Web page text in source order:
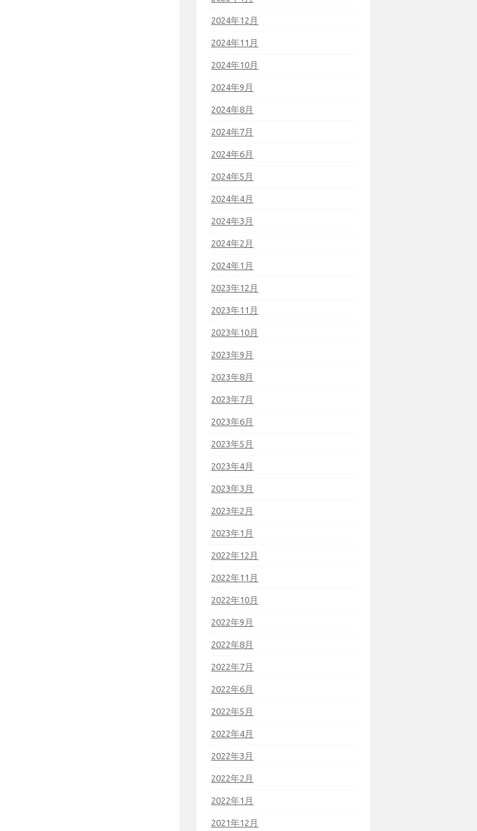
2024年12月
2024年11月
2024年10月
2024年9月
2024年8月
2024年7月
2024年6月
2024年5月
2024年4月
2024年3月
2024年2月
2024年1月
2023年12月
2023年11月
2023年10月
2023年9月
2023年8月
2023年7月
2023年6月
2023年5月
2023年4月
2023年3月
2023年2月
2023年1月
2022年12月
2022年11月
2022年10月
2022年9月
2022年8月
2022年7月
2022年6月
2022年5月
2022年4月
2022年3月
2022年2月
2022年1月
2021年12月